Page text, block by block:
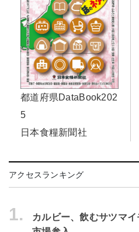
都道府県DataBook202
5
日本食糧新聞社
アクセスランキング
1.
カルビー、飲むサツマ